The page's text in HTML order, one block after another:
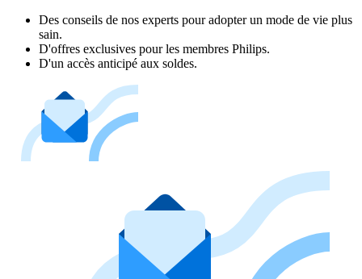
Des conseils de nos experts pour adopter un mode de vie plus
sain.
D'offres exclusives pour les membres Philips.
D'un accès anticipé aux soldes.